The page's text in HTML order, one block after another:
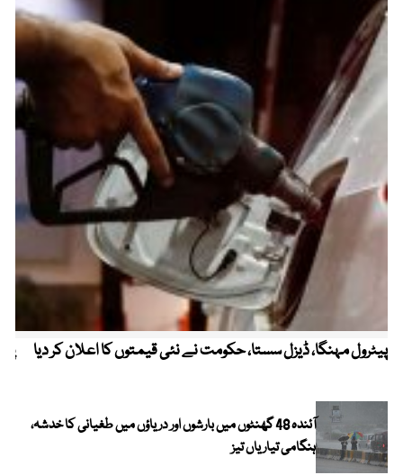
پیٹرول مہنگا، ڈیزل سستا، حکومت نے نئی قیمتوں کا اعلان کر دیا
آئندہ 48 گھنٹوں میں بارشوں اور دریاؤں میں طغیانی کا خدشہ،
ہنگامی تیاریاں تیز